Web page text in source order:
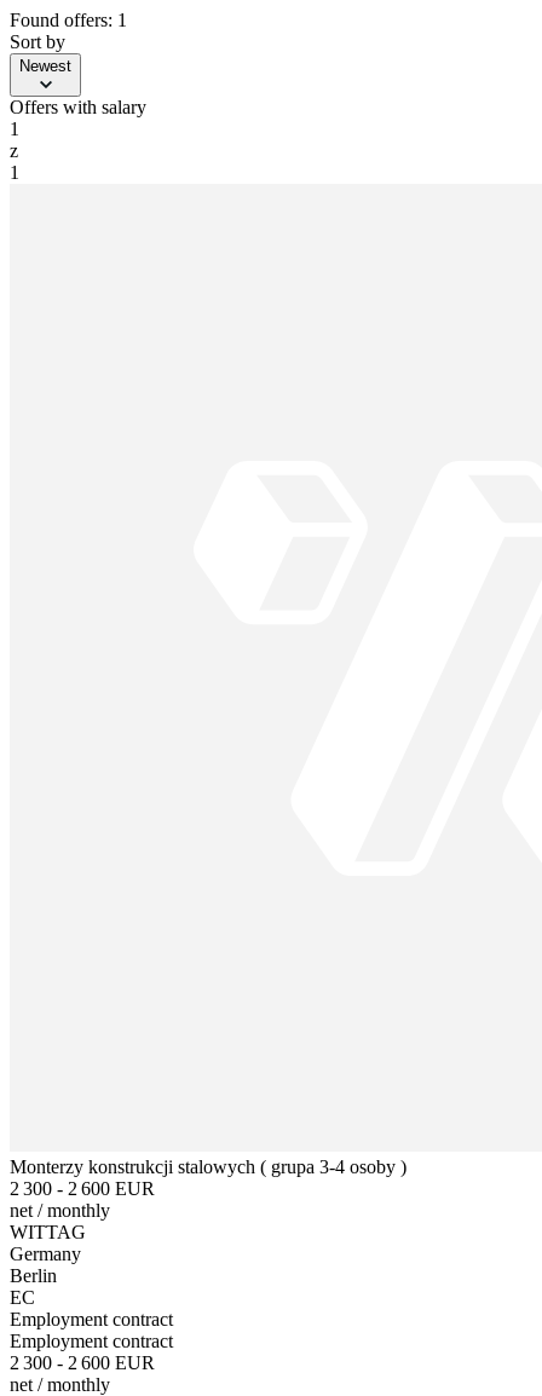
Found offers: 1
Sort by
Newest
Offers with salary
1
z
1
Monterzy konstrukcji stalowych ( grupa 3-4 osoby )
2 300 - 2 600 EUR
net /monthly
WITTAG
Germany
Berlin
EC
Employment contract
Employment contract
2 300 - 2 600 EUR
net /monthly